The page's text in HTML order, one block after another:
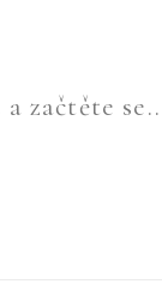
začtěte